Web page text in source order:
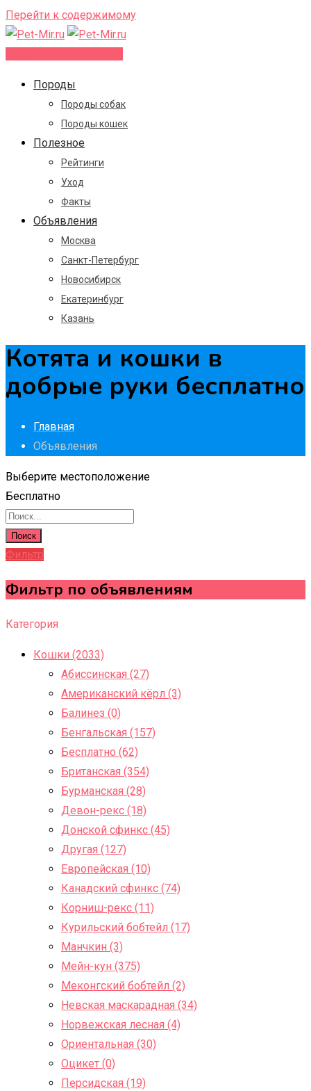
Перейти к содержимому
Породы
Породы собак
Породы кошек
Полезное
Рейтинги
Уход
Факты
Объявления
Москва
Санкт-Петербург
Новосибирск
Екатеринбург
Казань
Котята и кошки в
добрые руки бесплатно
Главная
Объявления
Выберите местоположение
Бесплатно
Поиск
Фильтр
Фильтр по объявлениям
Категория
Кошки (2033)
Абиссинская (27)
Американский кёрл (3)
Балинез (0)
Бенгальская (157)
Бесплатно (62)
Британская (354)
Бурманская (28)
Девон-рекс (18)
Донской сфинкс (45)
Другая (127)
Европейская (10)
Канадский сфинкс (74)
Корниш-рекс (11)
Курильский бобтейл (17)
Манчкин (3)
Мейн-кун (375)
Меконгский бобтейл (2)
Невская маскарадная (34)
Норвежская лесная (4)
Ориентальная (30)
Оцикет (0)
Персидская (19)